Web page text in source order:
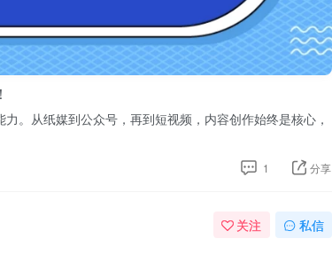
。从纸媒到公众号，再到短视频，内容创作始终是核心，
1 分享
关注 私信